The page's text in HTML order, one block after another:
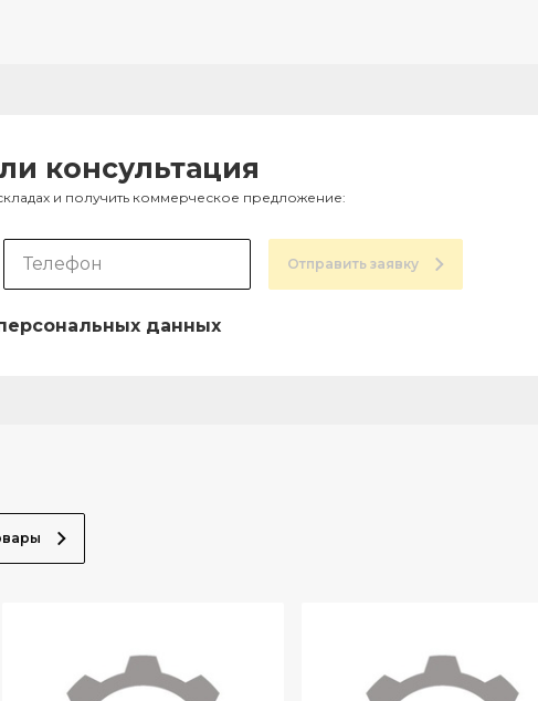
консультация
и получить коммерческое предложение:
Отправить заявку
данных